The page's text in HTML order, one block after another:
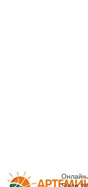
Онлайн